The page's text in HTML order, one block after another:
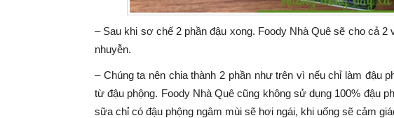
– Sau khi sơ chế 2 phần đậu xong. Foody Nhà Quê sẽ cho cả
nhuyễn.
– Chúng ta nên chia thành 2 phần như trên vì nếu chỉ làm đậu
từ đậu phộng. Foody Nhà Quê cũng không sử dụng 100% đậu
sữa chỉ có đậu phộng ngâm mùi sẽ hơi ngái, khi uống sẽ cảm